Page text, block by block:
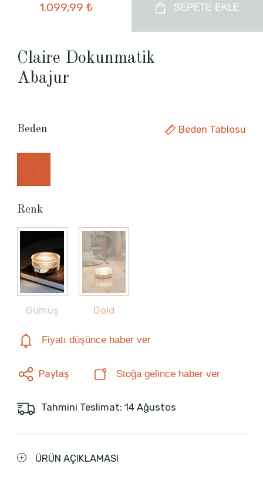
1.099,99 ₺ SEPETE EKLE
Claire Dokunmatik
Abajur
Beden Beden Tablosu
.
Renk
Gümüş Gold
Fiyatı düşünce haber ver
Paylaş Stoğa gelince haber ver
Tahmini Teslimat: 14 Ağustos
ÜRÜN AÇIKLAMASI